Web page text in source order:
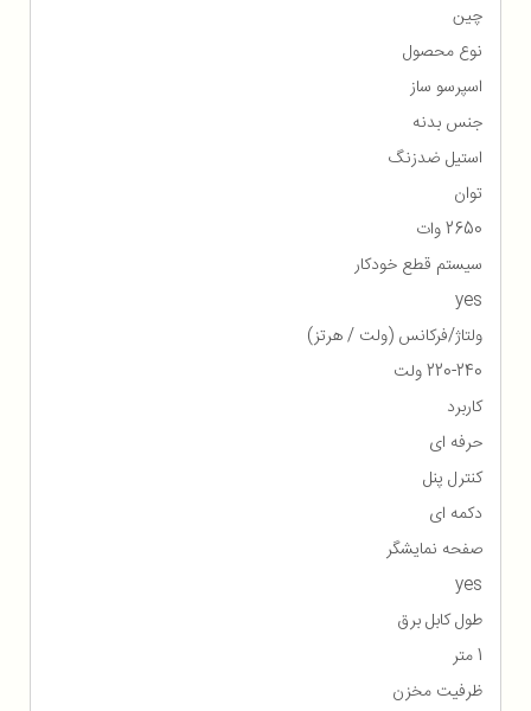
چین
نوع محصول
اسپرسو ساز
جنس بدنه
استیل ضدزنگ
توان
2650 وات
سیستم قطع خودکار
yes
ولتاژ/فرکانس (ولت / هرتز)
220-240 ولت
کاربرد
حرفه ای
کنترل پنل
دکمه ای
صفحه نمایشگر
yes
طول کابل برق
1 متر
ظرفیت مخزن